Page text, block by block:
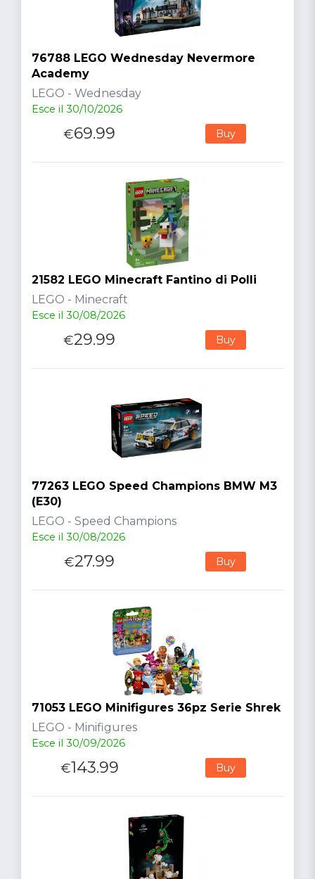
76788 LEGO Wednesday Nevermore
Academy
LEGO - Wednesday
Esce il 30/10/2026
€69.99 Buy
21582 LEGO Minecraft Fantino di Polli
LEGO - Minecraft
Esce il 30/08/2026
€29.99 Buy
77263 LEGO Speed Champions BMW M3
(E30)
LEGO - Speed Champions
Esce il 30/08/2026
€27.99 Buy
71053 LEGO Minifigures 36pz Serie Shrek
LEGO - Minifigures
Esce il 30/09/2026
€143.99 Buy